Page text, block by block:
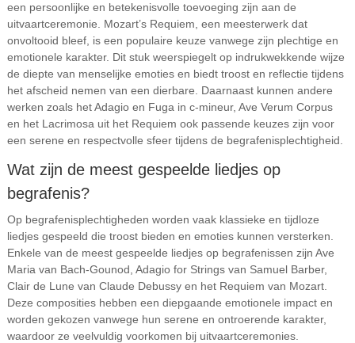
een persoonlijke en betekenisvolle toevoeging zijn aan de
uitvaartceremonie. Mozart’s Requiem, een meesterwerk dat
onvoltooid bleef, is een populaire keuze vanwege zijn plechtige en
emotionele karakter. Dit stuk weerspiegelt op indrukwekkende wijze
de diepte van menselijke emoties en biedt troost en reflectie tijdens
het afscheid nemen van een dierbare. Daarnaast kunnen andere
werken zoals het Adagio en Fuga in c-mineur, Ave Verum Corpus
en het Lacrimosa uit het Requiem ook passende keuzes zijn voor
een serene en respectvolle sfeer tijdens de begrafenisplechtigheid.
Wat zijn de meest gespeelde liedjes op
begrafenis?
Op begrafenisplechtigheden worden vaak klassieke en tijdloze
liedjes gespeeld die troost bieden en emoties kunnen versterken.
Enkele van de meest gespeelde liedjes op begrafenissen zijn Ave
Maria van Bach-Gounod, Adagio for Strings van Samuel Barber,
Clair de Lune van Claude Debussy en het Requiem van Mozart.
Deze composities hebben een diepgaande emotionele impact en
worden gekozen vanwege hun serene en ontroerende karakter,
waardoor ze veelvuldig voorkomen bij uitvaartceremonies.